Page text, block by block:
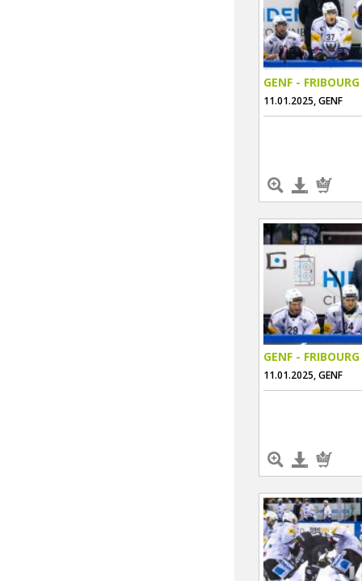
GENF - FRIBOURG
11.01.2025, GENF
GENF - FRIBOURG
11.01.2025, GENF